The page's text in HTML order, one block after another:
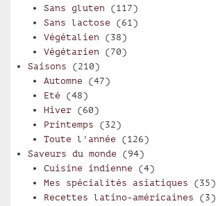
Sans gluten (117)
Sans lactose (61)
Végétalien (38)
Végétarien (70)
Saisons (210)
Automne (47)
Eté (48)
Hiver(60)
Printemps (32)
Toute l'année (126)
Saveurs du monde (94)
Cuisine indienne (4)
Mes spécialités asiatiques (35)
Recettes latino-américaines (3)